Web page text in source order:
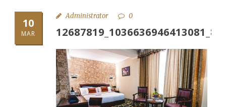
10
MAR
Administrator 0